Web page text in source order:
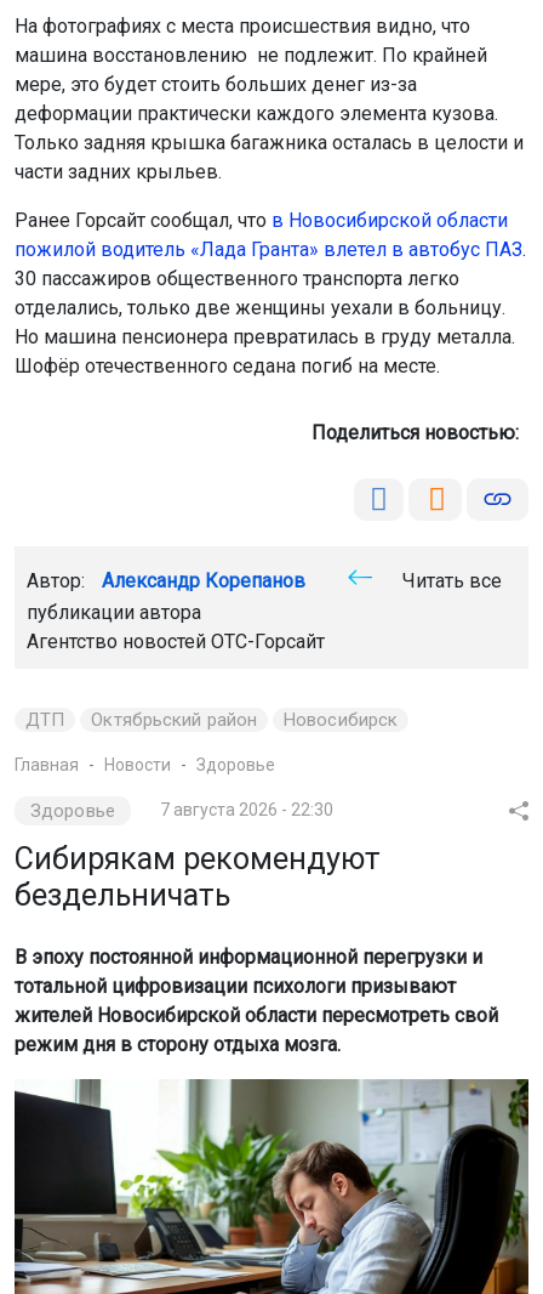
На фотографиях с места происшествия видно, что
машина восстановлению не подлежит. По крайней
мере, это будет стоить больших денег из-за
деформации практически каждого элемента кузова.
Только задняя крышка багажника осталась в целости и
части задних крыльев.
Ранее Горсайт сообщал, что в Новосибирской области
пожилой водитель «Лада Гранта» влетел в автобус ПАЗ.
30 пассажиров общественного транспорта легко
отделались, только две женщины уехали в больницу.
Но машина пенсионера превратилась в груду металла.
Шофёр отечественного седана погиб на месте.
Поделиться новостью:
Автор: Александр Корепанов
Читать все
публикации автора
Агентство новостей ОТС-Горсайт
ДТП Октябрьский район Новосибирск
Главная Новости Здоровье
Здоровье 7 августа 2026 - 22:30
Сибирякам рекомендуют
бездельничать
В эпоху постоянной информационной перегрузки и
тотальной цифровизации психологи призывают
жителей Новосибирской области пересмотреть свой
режим дня в сторону отдыха мозга.